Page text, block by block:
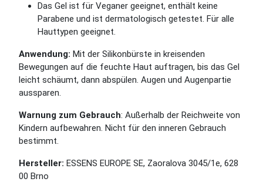
Das Gel ist für Veganer geeignet, enthält keine
Parabene und ist dermatologisch getestet. Für alle
Hauttypen geeignet.
Anwendung: Mit der Silikonbürste in kreisenden
Bewegungen auf die feuchte Haut auftragen, bis das Gel
leicht schäumt, dann abspülen. Augen und Augenpartie
aussparen.
Warnung zum Gebrauch: Außerhalb der Reichweite von
Kindern aufbewahren. Nicht für den inneren Gebrauch
bestimmt.
Hersteller: ESSENS EUROPE SE, Zaoralova 3045/1e, 628
00 Brno